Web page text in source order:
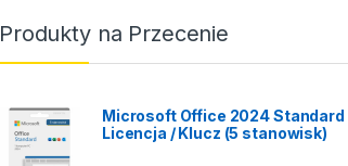
Produkty na Przecenie
Microsoft Office 2024 Standard
Licencja / Klucz (5 stanowisk)